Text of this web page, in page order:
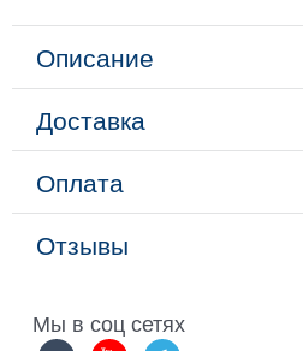
Описание
Доставка
Оплата
Отзывы
Мы в соц сетях